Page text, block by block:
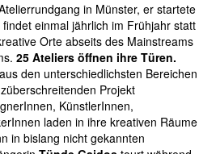
in Münster, er startete
einmal jährlich im Frühjahr statt
Orte abseits des Mainstreams
25 Ateliers öffnen ihre Türen.
den unterschiedlichsten Bereichen
Projekt
KünstlerInnen,
laden in ihre kreativen Räume
in bislang nicht gekannten